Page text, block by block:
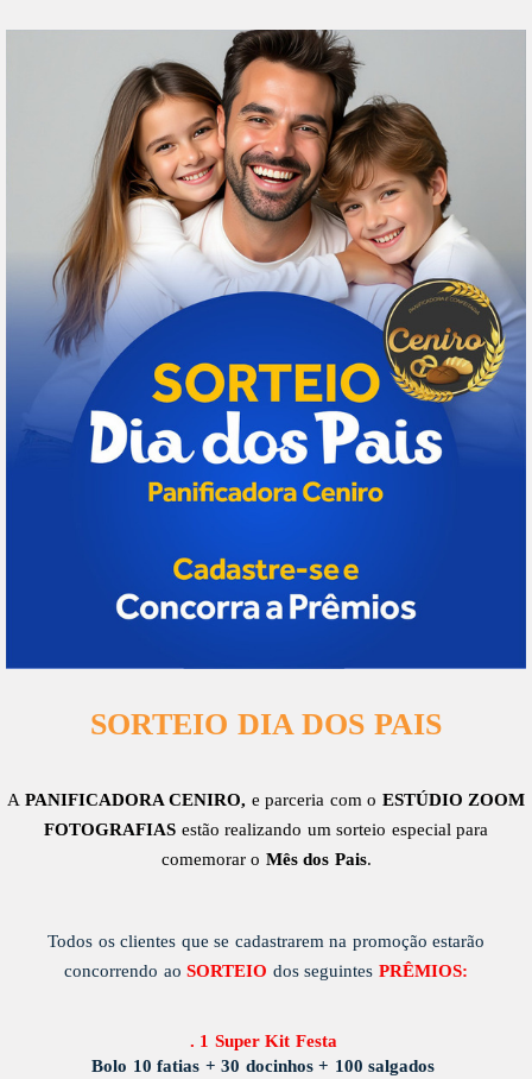
SORTEIO DIA DOS PAIS
A PANIFICADORA CENIRO, e parceria com o ESTÚDIO ZOOM
FOTOGRAFIAS estão realizando um sorteio especial para
comemorar o Mês dos Pais.
Todos os clientes que se cadastrarem na promoção estarão
concorrendo aoSORTEIO dos seguintes PRÊMIOS:
. 1 Super Kit Festa
Bolo 10 fatias + 30 docinhos + 100 salgados